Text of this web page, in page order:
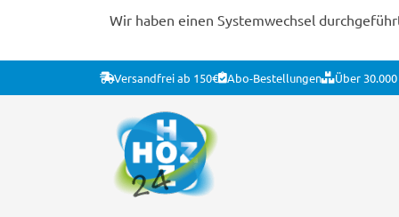
Wir haben einen Systemwechsel
Versandfrei ab 150€ Abo-Bestellungen Über